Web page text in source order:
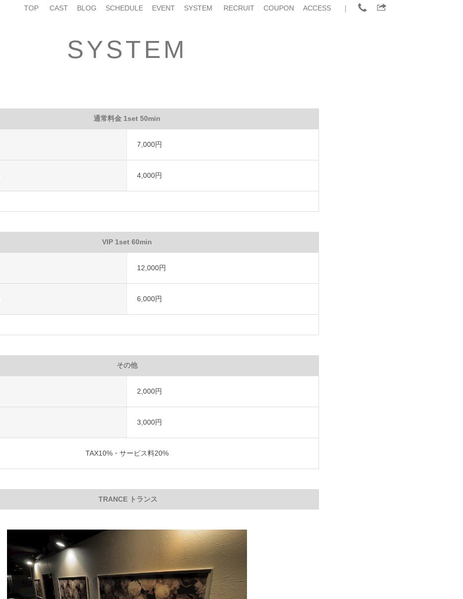
TOP CAST BLOG SCHEDULE EVENT SYSTEM RECRUIT COUPON ACCESS ｜
SYSTEM
通常料金 1set 50min
7,000円
4,000円
VIP 1set 60min
12,000円
6,000円
その他
2,000円
3,000円
TAX10%・サービス料20%
TRANCE トランス